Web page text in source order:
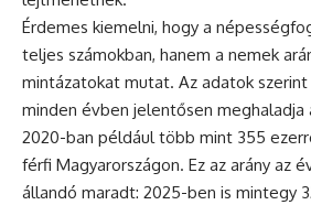
Érdemes kiemelni, hogy a
teljes számokban, hanem a nemek
mintázatokat mutat. Az adatok szerint
minden évben jelentősen meghaladja
2020-ban például több mint 355
férfi Magyarországon. Ez az arány az
állandó maradt: 2025-ben is mintegy